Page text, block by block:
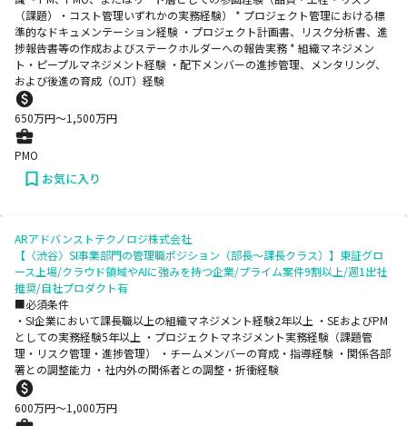
（課題）・コスト管理いずれかの実務経験） * プロジェクト管理における標
準的なドキュメンテーション経験 ・プロジェクト計画書、リスク分析書、進
捗報告書等の作成およびステークホルダーへの報告実務 * 組織マネジメン
ト・ピープルマネジメント経験 ・配下メンバーの進捗管理、メンタリング、
および後進の育成（OJT）経験
650万円〜1,500万円
PMO
お気に入り
ARアドバンストテクノロジ株式会社
【〈渋谷〉SI事業部門の管理職ポジション（部長～課長クラス）】東証グロ
ース上場/クラウド領域やAIに強みを持つ企業/プライム案件9割以上/週1出社
推奨/自社プロダクト有
■必須条件
・SI企業において課長職以上の組織マネジメント経験2年以上 ・SEおよびPM
としての実務経験5年以上 ・プロジェクトマネジメント実務経験（課題管
理・リスク管理・進捗管理） ・チームメンバーの育成・指導経験 ・関係各部
署との調整能力 ・社内外の関係者との調整・折衝経験
600万円〜1,000万円